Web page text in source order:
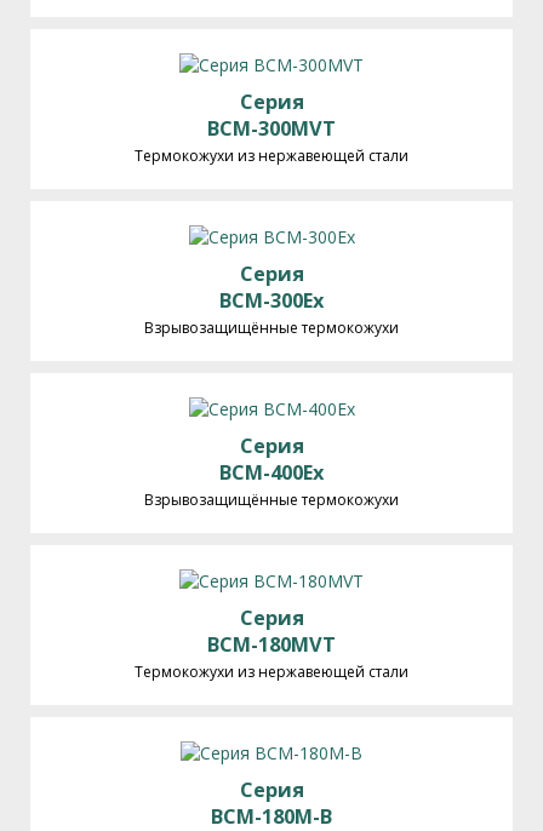
Серия
BCM-300MVT
Термокожухи из нержавеющей стали
Серия
BCM-300Ex
Взрывозащищённые термокожухи
Серия
BCM-400Ex
Взрывозащищённые термокожухи
Серия
BCM-180MVT
Термокожухи из нержавеющей стали
Серия
BCM-180M-B